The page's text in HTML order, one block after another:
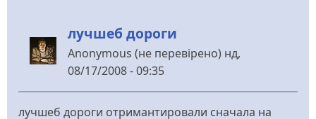
лучшеб дороги
Anonymous (не перевірено) нд,
08/17/2008 - 09:35
лучшеб дороги отримантировали сначала на